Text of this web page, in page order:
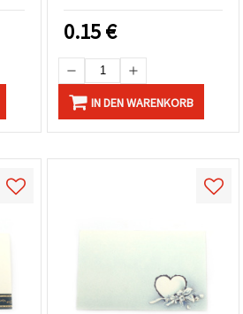
0.15€
IN DEN WARENKORB